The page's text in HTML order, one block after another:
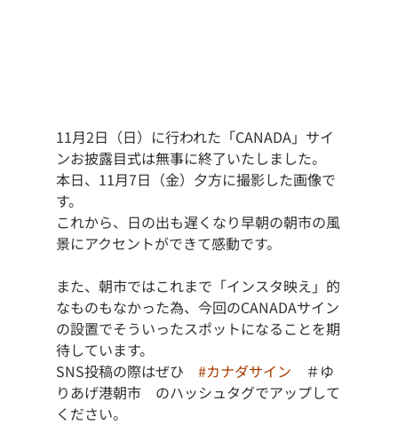
11月2日（日）に行われた「CANADA」サイ
ンお披露目式は無事に終了いたしました。
本日、11月7日（金）夕方に撮影した画像で
す。
これから、日の出も遅くなり早朝の朝市の風
景にアクセントができて感動です。
また、朝市ではこれまで「インスタ映え」的
なものもなかった為、今回のCANADAサイン
の設置でそういったスポットになることを期
待しています。
SNS投稿の際はぜひ #カナダサイン ＃ゆ
りあげ港朝市　のハッシュタグでアップして
ください。